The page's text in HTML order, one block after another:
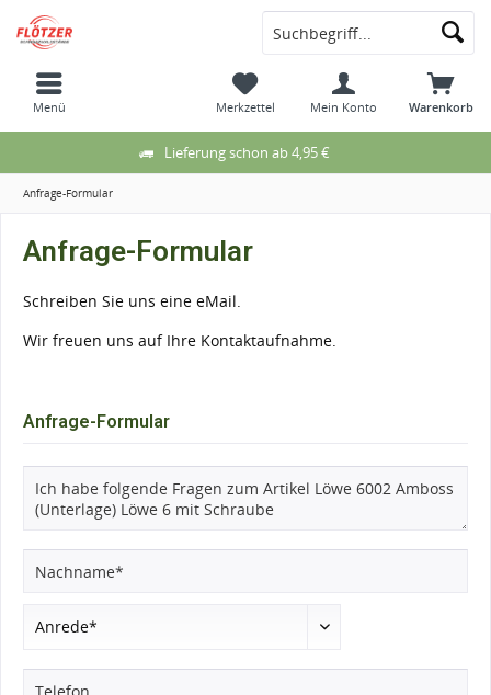
Menü Warenkorb
Merkzettel Mein Konto
Lieferung schon ab 4,95 €
Anfrage-Formular
Anfrage-Formular
Schreiben Sie uns eine eMail.
Wir freuen uns auf Ihre Kontaktaufnahme.
Anfrage-Formular